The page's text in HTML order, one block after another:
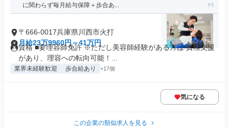
に関わらず毎月給与保障＋歩合あ...
〒666-0017兵庫県川西市火打
月給23万9960円～41万円
資格 ■要理容師免許 ※ただし美容師経験がある方は 資格支援
があり、理容への転向可能！...
業界未経験歓迎 歩合給あり +17個
気になる
この企業の類似求人を見る